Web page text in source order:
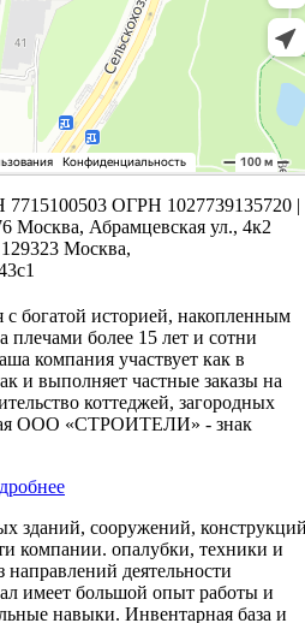
ОГРН 1027739135720 |
Москва, Абрамцевская ул., 4к2
Москва,
с богатой историей, накопленным
плечами более 15 лет и сотни
компания участвует как в
и выполняет частные заказы на
коттеджей, загородных
ООО «СТРОИТЕЛИ» - знак
зданий, сооружений,
компании. опалубки, техники и
деятельности
имеет большой опыт работы и
навыки. Инвентарная база и